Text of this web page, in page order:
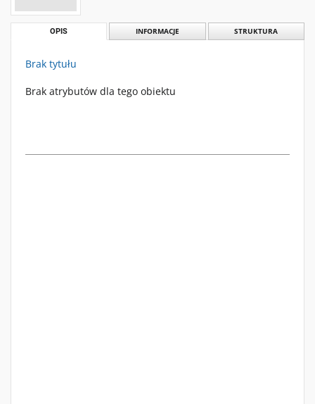
OPIS INFORMACJE STRUKTURA
Brak tytułu
Brak atrybutów dla tego obiektu